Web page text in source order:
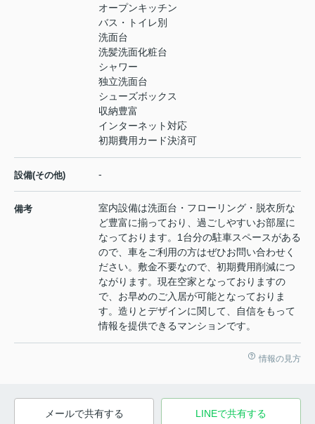
オープンキッチン
バス・トイレ別
洗面台
洗髪洗面化粧台
シャワー
独立洗面台
シューズボックス
収納豊富
インターネット対応
初期費用カード決済可
設備(その他) -
備考
室内設備は洗面台・フローリング・脱衣所な
ど豊富に揃っており、過ごしやすいお部屋に
なっております。1台分の駐車スペースがある
ので、車をご利用の方はぜひお問い合わせく
ださい。敷金不要なので、初期費用削減につ
ながります。現在空家となっておりますの
で、お早めのご入居が可能となっておりま
す。造りとデザインに関して、自信をもって
情報を提供できるマンションです。
情報の見方
メールで共有する LINEで共有する